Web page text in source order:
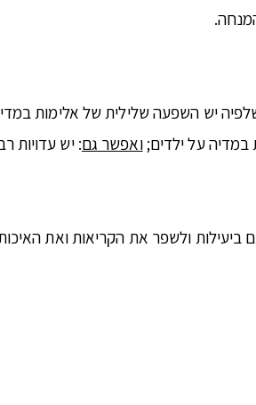
יש השפעה שלילית של אלימות
במדיה על ילדים;ואפשר גם: יש עדויות
ולשפר את הקריאות ואת